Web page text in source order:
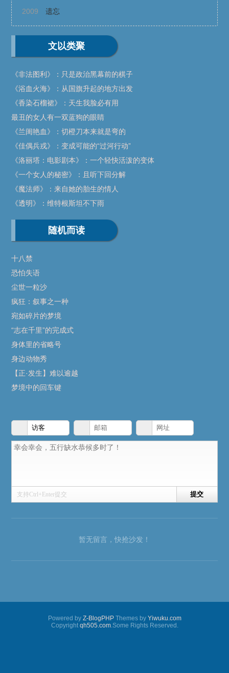
2009 遗忘
文以类聚
《非法图利》：只是政治黑幕前的棋子
《浴血火海》：从国旗升起的地方出发
《香染石榴裙》：天生我脸必有用
最丑的女人有一双蓝狗的眼睛
《兰闺艳血》：切橙刀本来就是弯的
《佳偶兵戎》：变成可能的“过河行动”
《洛丽塔：电影剧本》：一个轻快活泼的变体
《一个女人的秘密》：且听下回分解
《魔法师》：来自她的胎生的情人
《透明》：维特根斯坦不下雨
随机而读
十八禁
恐怕失语
尘世一粒沙
疯狂：叙事之一种
宛如碎片的梦境
“志在千里”的完成式
身体里的省略号
身边动物秀
【正·发生】难以逾越
梦境中的回车键
支持Ctrl+Enter提交
暂无留言，快抢沙发！
Powered by Z-BlogPHPThemes by Yiwuku.com
Copyright qh505.com.Some Rights Reserved.